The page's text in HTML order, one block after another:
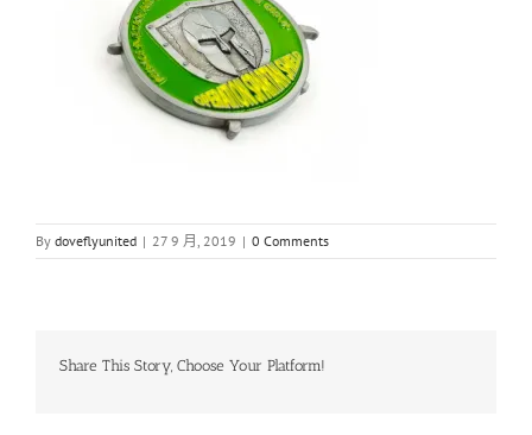
By doveflyunited | 27 9 月, 2019 | 0 Comments
Share This Story, Choose Your Platform!